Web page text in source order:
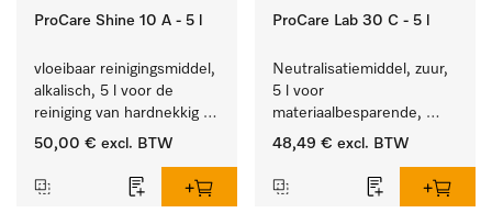
ProCare Shine 10 A - 5 l
vloeibaar reinigingsmiddel,
alkalisch, 5 l voor de
reiniging van hardnekkig
vuil op serviesgoed,
50,00 € excl. BTW
ProCare Lab 30 C - 5 l
Neutralisatiemiddel, zuur,
5 l voor
materiaalbesparende,
machinale reiniging van
gerei.
48,49 € excl. BTW